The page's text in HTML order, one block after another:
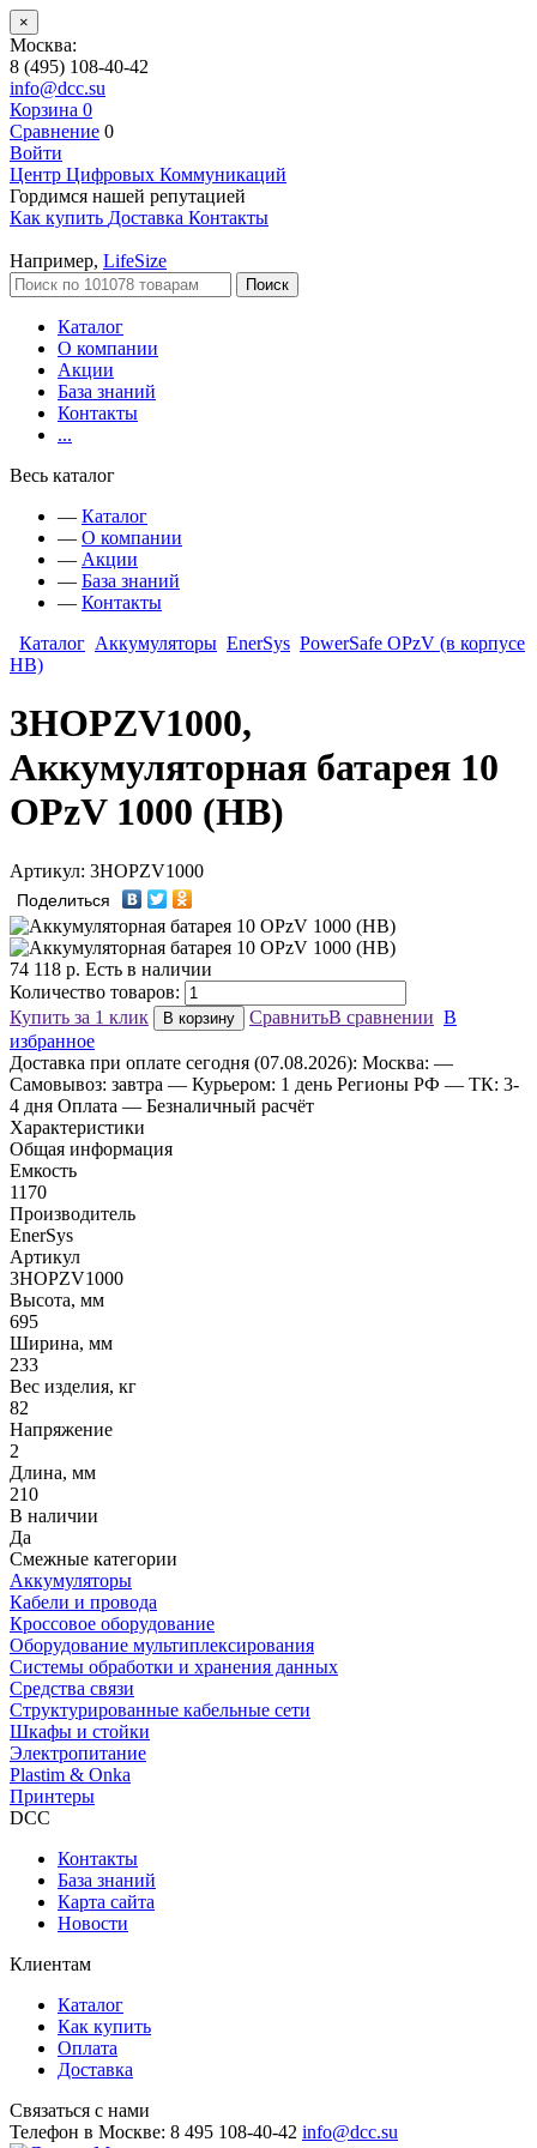
×
Москва:
8 (495) 108-40-42
info@dcc.su
Корзина 0
Сравнение 0
Войти
Центр Цифровых Коммуникаций
Гордимся нашей репутацией
Как купить Доставка Контакты
Например, LifeSize
Поиск
Каталог
О компании
Акции
База знаний
Контакты
...
Весь каталог
— Каталог
— О компании
— Акции
— База знаний
— Контакты
Каталог Аккумуляторы EnerSys PowerSafe ОРzV (в корпусе
HB)
3HOPZV1000,
Аккумуляторная батарея 10
OPzV 1000 (HB)
Артикул: 3HOPZV1000
Поделиться
74 118 р. Есть в наличии
Количество товаров:
Купить за 1 клик
В корзину СравнитьВ сравнении В
избранное
Доставка при оплате сегодня (07.08.2026): Москва: —
Самовывоз: завтра — Курьером: 1 день Регионы РФ — ТК: 3-
4 дня Оплата — Безналичный расчёт
Характеристики
Общая информация
Емкость
1170
Производитель
EnerSys
Артикул
3HOPZV1000
Высота, мм
695
Ширина, мм
233
Вес изделия, кг
82
Напряжение
2
Длина, мм
210
В наличии
Да
Смежные категории
Аккумуляторы
Кабели и провода
Кроссовое оборудование
Оборудование мультиплексирования
Системы обработки и хранения данных
Средства связи
Структурированные кабельные сети
Шкафы и стойки
Электропитание
Plastim & Onka
Принтеры
DCC
Контакты
База знаний
Карта сайта
Новости
Клиентам
Каталог
Как купить
Оплата
Доставка
Связаться с нами
Телефон в Москве: 8 495 108-40-42 info@dcc.su